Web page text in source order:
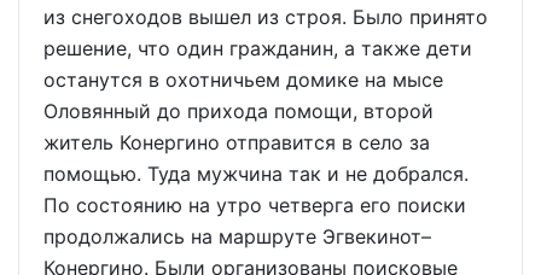
из снегоходов вышел из строя. Было принято
решение, что один гражданин, а также дети
останутся в охотничьем домике на мысе
Оловянный до прихода помощи, второй
житель Конергино отправится в село за
помощью. Туда мужчина так и не добрался.
По состоянию на утро четверга его поиски
продолжались на маршруте Эгвекинот–
Конергино. Были организованы поисковые